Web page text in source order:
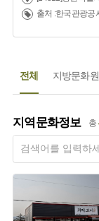
출처 :한국관광공
지역문화정보 총
전체 지방문화원